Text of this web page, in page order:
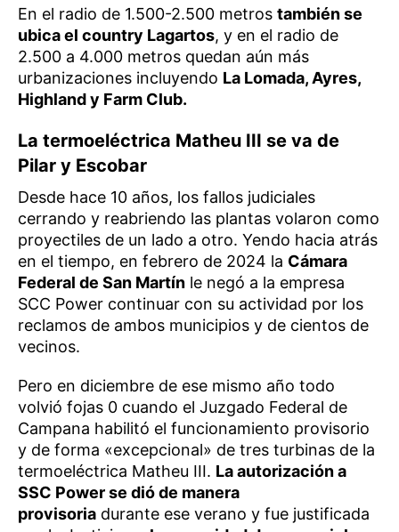
En el radio de 1.500-2.500 metros también se
ubica el country Lagartos, y en el radio de
2.500 a 4.000 metros quedan aún más
urbanizaciones incluyendo La Lomada, Ayres,
Highland y Farm Club.
La termoeléctrica Matheu III se va de
Pilar y Escobar
Desde hace 10 años, los fallos judiciales
cerrando y reabriendo las plantas volaron como
proyectiles de un lado a otro. Yendo hacia atrás
en el tiempo, en febrero de 2024 la Cámara
Federal de San Martín le negó a la empresa
SCC Power continuar con su actividad por los
reclamos de ambos municipios y de cientos de
vecinos.
Pero en diciembre de ese mismo año todo
volvió fojas 0 cuando el Juzgado Federal de
Campana habilitó el funcionamiento provisorio
y de forma «excepcional» de tres turbinas de la
termoeléctrica Matheu III. La autorización a
SSC Power se dió de manera
provisoria durante ese verano y fue justificada